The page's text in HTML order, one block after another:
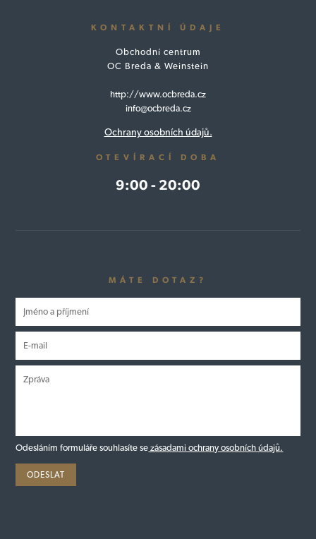
KONTAKTNÍ ÚDAJE
Obchodní centrum
OC Breda & Weinstein
http://www.ocbreda.cz
info@ocbreda.cz
Ochrany osobních údajů.
OTEVÍRACÍ DOBA
9:00 - 20:00
MÁTE DOTAZ?
Odesláním formuláře souhlasíte se zásadami ochrany osobních údajů.